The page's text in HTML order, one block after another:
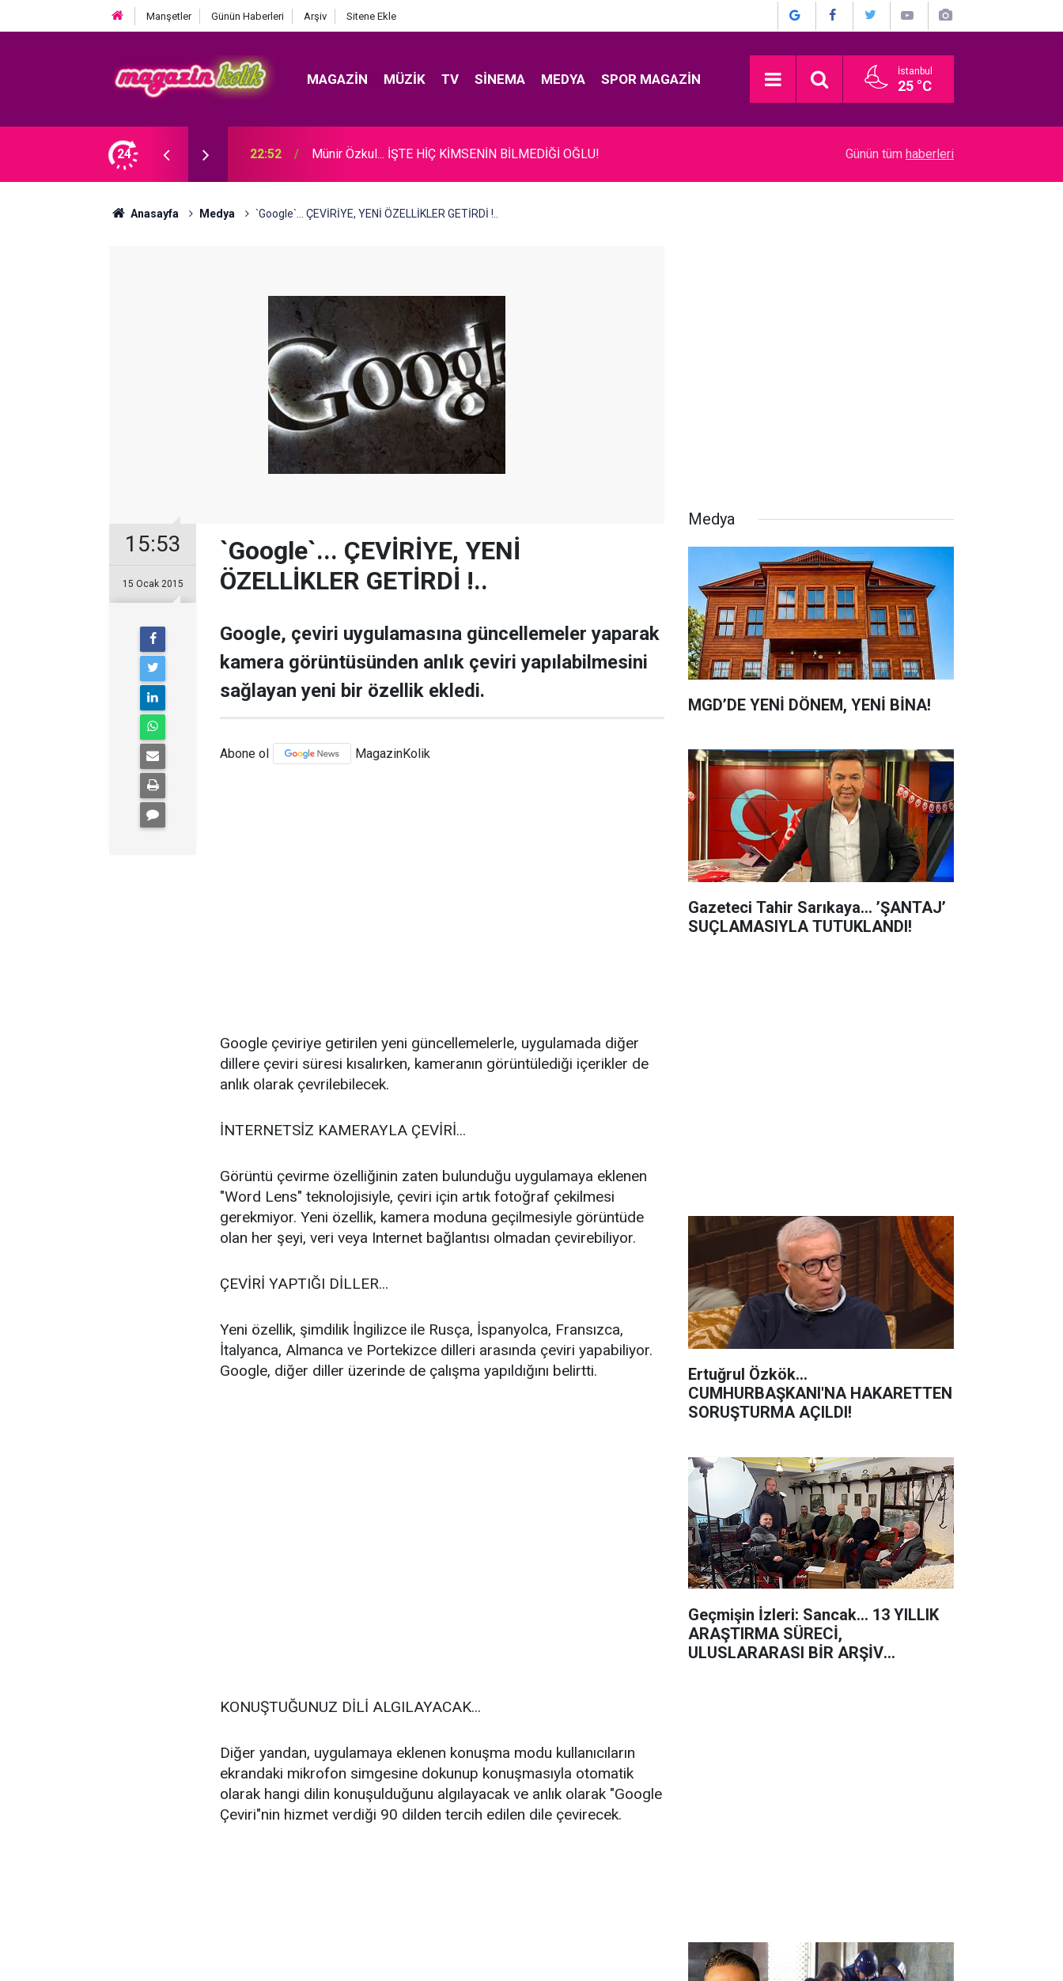
Manşetler Günün Haberleri Arşiv Sitene Ekle
MAGAZIN MÜZIK TV SINEMA MEDYA SPOR MAGAZIN İstanbul
25 °C
24 22:52 Münir Özkul... İŞTE HİÇ KİMSENİN BİLMEDİĞİ OĞLU! Rap müzik sanatçısı Keskin... GÖZALTINA
Günün tüm haberleri
Anasayfa Medya `Google`... ÇEVİRİYE, YENİ ÖZELLİKLER GETİRDİ !..
15:53
15 Ocak 2015
`Google`... ÇEVİRİYE, YENİ
ÖZELLİKLER GETİRDİ !..
Google, çeviri uygulamasına güncellemeler yaparak
kamera görüntüsünden anlık çeviri yapılabilmesini
sağlayan yeni bir özellik ekledi.
Abone ol MagazinKolik
Google çeviriye getirilen yeni güncellemelerle, uygulamada diğer
dillere çeviri süresi kısalırken, kameranın görüntülediği içerikler de
anlık olarak çevrilebilecek.
İNTERNETSİZ KAMERAYLA ÇEVİRİ...
Görüntü çevirme özelliğinin zaten bulunduğu uygulamaya eklenen
"Word Lens" teknolojisiyle, çeviri için artık fotoğraf çekilmesi
gerekmiyor. Yeni özellik, kamera moduna geçilmesiyle görüntüde
olan her şeyi, veri veya Internet bağlantısı olmadan çevirebiliyor.
ÇEVİRİ YAPTIĞI DİLLER...
Yeni özellik, şimdilik İngilizce ile Rusça, İspanyolca, Fransızca,
İtalyanca, Almanca ve Portekizce dilleri arasında çeviri yapabiliyor.
Google, diğer diller üzerinde de çalışma yapıldığını belirtti.
KONUŞTUĞUNUZ DİLİ ALGILAYACAK...
Diğer yandan, uygulamaya eklenen konuşma modu kullanıcıların
ekrandaki mikrofon simgesine dokunup konuşmasıyla otomatik
olarak hangi dilin konuşulduğunu algılayacak ve anlık olarak "Google
Çeviri"nin hizmet verdiği 90 dilden tercih edilen dile çevirecek.
Medya
MGD’DE YENİ DÖNEM, YENİ BİNA!
Gazeteci Tahir Sarıkaya... ’ŞANTAJ’
SUÇLAMASIYLA TUTUKLANDI!
Ertuğrul Özkök...
CUMHURBAŞKANI'NA HAKARETTEN
SORUŞTURMA AÇILDI!
Geçmişin İzleri: Sancak... 13 YILLIK
ARAŞTIRMA SÜRECİ,
ULUSLARARASI BİR ARŞİV